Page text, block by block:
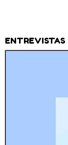
ENTREVISTAS